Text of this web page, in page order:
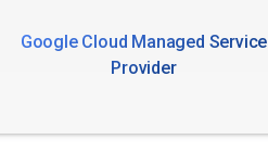
Google Cloud Managed Service
Provider